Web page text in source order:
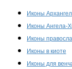
Иконы
Иконы Ангела-
Иконы
Иконы в киоте
Иконы для